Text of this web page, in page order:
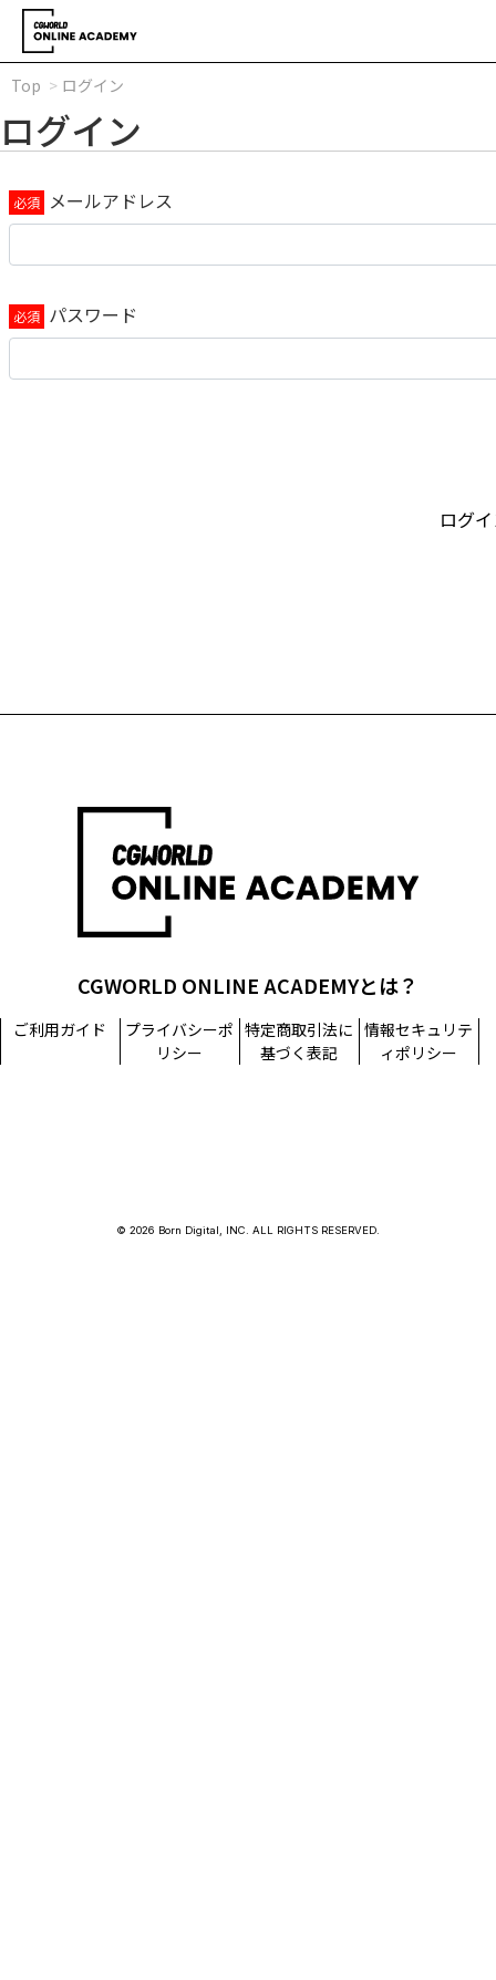
Top ログイン
ログイン
メールアドレス
パスワード
ログ
CGWORLD ONLINE ACADEMYとは？
ご利用ガイド
プライバシーポ
リシー
特定商取引法に
基づく表記
情報セキュリテ
ィポリシー
© 2026 Born Digital, INC. ALL RIGHTS RESERVED.